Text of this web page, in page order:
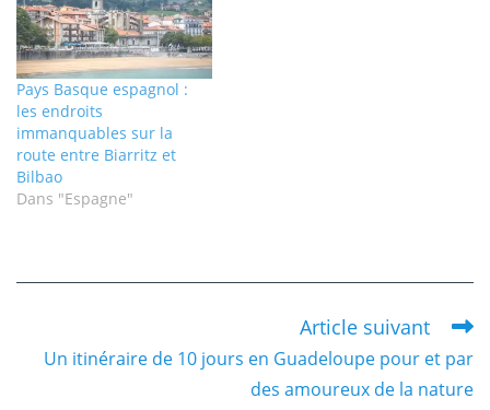
Pays Basque espagnol :
les endroits
immanquables sur la
route entre Biarritz et
Bilbao
Dans "Espagne"
more
Article suivant
Un itinéraire de 10 jours en Guadeloupe pour et par
des amoureux de la nature